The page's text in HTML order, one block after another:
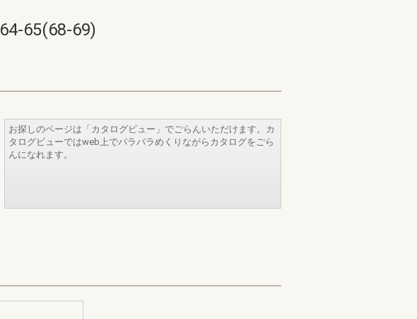
65(68-69)
お探しのページは「カタログビュー」でごらんいただけます。カ
タログビューではweb上でパラパラめくりながらカタログをごら
んになれます。